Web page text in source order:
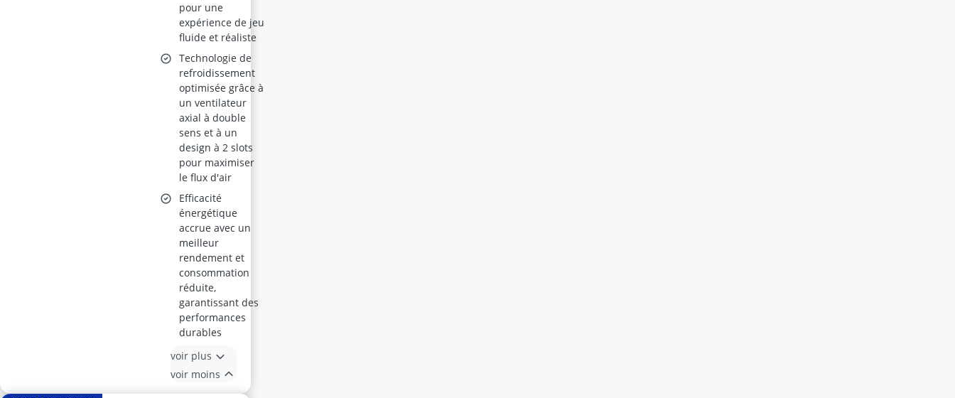
pour une
expérience de jeu
fluide et réaliste
Technologie de
refroidissement
optimisée grâce à
un ventilateur
axial à double
sens et à un
design à 2 slots
pour maximiser
le flux d'air
Efficacité
énergétique
accrue avec un
meilleur
rendement et
consommation
réduite,
garantissant des
performances
durables
voir plus
voir moins